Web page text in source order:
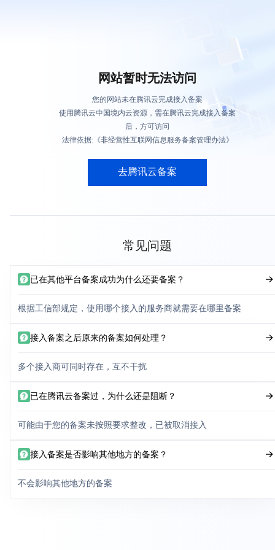
网站暂时无法访问
您的网站未在腾讯云完成接入备案
使用腾讯云中国境内云资源，需在腾讯云完成接入备案
后，方可访问
法律依据:《非经营性互联网信息服务备案管理办法》
去腾讯云备案
常见问题
已在其他平台备案成功为什么还要备案？
根据工信部规定，使用哪个接入的服务商就需要在哪里备案
接入备案之后原来的备案如何处理？
多个接入商可同时存在，互不干扰
已在腾讯云备案过，为什么还是阻断？
可能由于您的备案未按照要求整改，已被取消接入
接入备案是否影响其他地方的备案？
不会影响其他地方的备案